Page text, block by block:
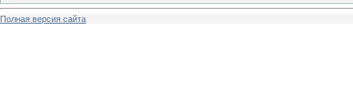
Полная версия сайта